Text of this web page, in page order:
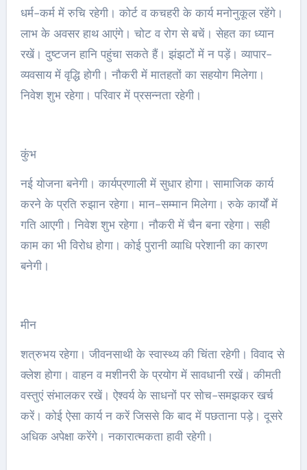
धर्म-कर्म में रुचि रहेगी। कोर्ट व कचहरी के कार्य मनोनुकूल रहेंगे।
लाभ के अवसर हाथ आएंगे। चोट व रोग से बचें। सेहत का ध्यान
रखें। दुष्टजन हानि पहुंचा सकते हैं। झंझटों में न पड़ें। व्यापार-
व्यवसाय में वृद्धि होगी। नौकरी में मातहतों का सहयोग मिलेगा।
निवेश शुभ रहेगा। परिवार में प्रसन्नता रहेगी।
कुंभ
नई योजना बनेगी। कार्यप्रणाली में सुधार होगा। सामाजिक कार्य
करने के प्रति रुझान रहेगा। मान-सम्मान मिलेगा। रुके कार्यों में
गति आएगी। निवेश शुभ रहेगा। नौकरी में चैन बना रहेगा। सही
काम का भी विरोध होगा। कोई पुरानी व्याधि परेशानी का कारण
बनेगी।
मीन
शत्रुभय रहेगा। जीवनसाथी के स्वास्थ्य की चिंता रहेगी। विवाद से
क्लेश होगा। वाहन व मशीनरी के प्रयोग में सावधानी रखें। कीमती
वस्तुएं संभालकर रखें। ऐश्वर्य के साधनों पर सोच-समझकर खर्च
करें। कोई ऐसा कार्य न करें जिससे कि बाद में पछताना पड़े। दूसरे
अधिक अपेक्षा करेंगे। नकारात्मकता हावी रहेगी।